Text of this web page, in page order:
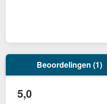
Beoordelingen (1)
5,0